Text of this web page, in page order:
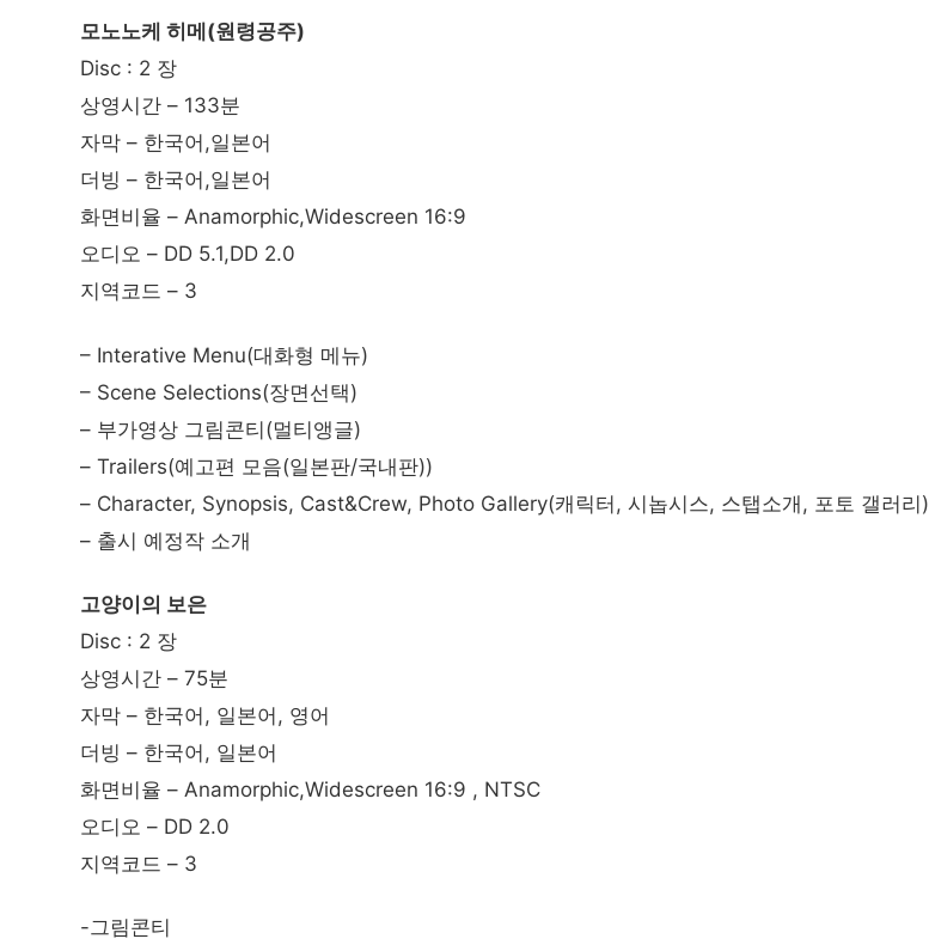
모노노케 히메(원령공주)
Disc : 2 장
상영시간 – 133분
자막 – 한국어,일본어
더빙 – 한국어,일본어
화면비율 – Anamorphic,Widescreen 16:9
오디오 – DD 5.1,DD 2.0
지역코드 – 3
– Interative Menu(대화형 메뉴)
– Scene Selections(장면선택)
– 부가영상 그림콘티(멀티앵글)
– Trailers(예고편 모음(일본판/국내판))
– Character, Synopsis, Cast&Crew, Photo Gallery(캐릭터, 시놉시스, 스탭소개, 포토 갤러리)
– 출시 예정작 소개
고양이의 보은
Disc : 2 장
상영시간 – 75분
자막 – 한국어, 일본어, 영어
더빙 – 한국어, 일본어
화면비율 – Anamorphic,Widescreen 16:9 , NTSC
오디오 – DD 2.0
지역코드 – 3
-그림콘티